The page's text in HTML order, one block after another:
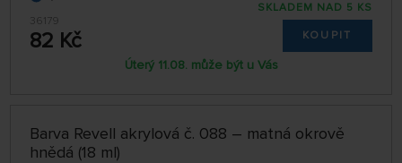
36179
82 Kč
SKLADEM NAD 5 KS
KOUPIT
Úterý 11.08. může být u Vás
Barva Revell akrylová č. 088 – matná okrově
hnědá (18 ml)